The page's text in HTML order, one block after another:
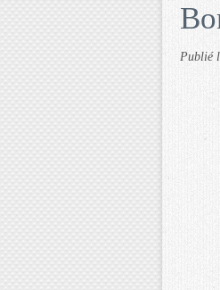
Publié